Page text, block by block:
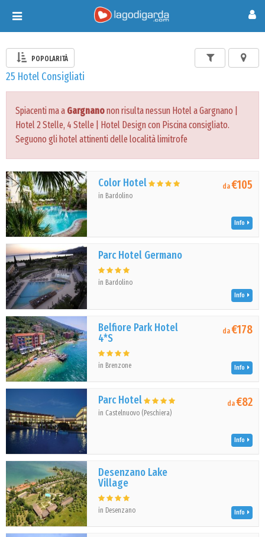
Toggle
navigation
POPOLARITÀ
25 Hotel Consigliati
Spiacenti ma a Gargnanonon risulta nessun Hotel a Gargnano |
Hotel 2 Stelle, 4 Stelle | Hotel Design con Piscina consigliato.
Seguono gli hotel attinenti delle località limitrofe
Color Hotel
in Bardolino
da€105
Info
Parc Hotel Germano
in Bardolino
Info
Belfiore Park Hotel
4*S
in Brenzone
da€178
Info
Parc Hotel
in Castelnuovo (Peschiera)
da€82
Info
Desenzano Lake
Village
in Desenzano Info